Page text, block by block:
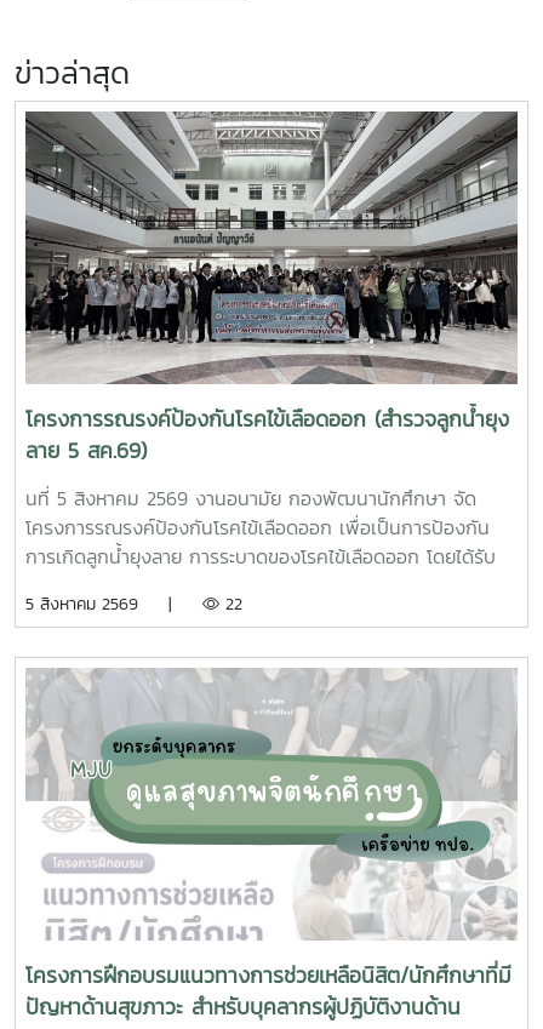
ข่าวล่าสุด
โครงการรณรงค์ป้องกันโรคไข้เลือดออก (สำรวจลูกน้ำยุง
ลาย 5 สค.69)
นที่ 5 สิงหาคม 2569 งานอนามัย กองพัฒนานักศึกษา จัด
โครงการรณรงค์ป้องกันโรคไข้เลือดออก เพื่อเป็นการป้องกัน
การเกิดลูกน้ำยุงลาย การระบาดของโรคไข้เลือดออก โดยได้รับ
นักศึกษาจิตอาสา ร่วมกันสำรวจทำลายแหล่งเพาะพันธุ์ยุงลาย
มหาวิทยาลัยแม่โจ้ ทั้งนี้ได้รับความอนุเคราะห์รถรับนักศึกษาจาก
กองกายภาพและสิ่งแวดล้อม
5 สิงหาคม 2569 | 22
โครงการฝึกอบรมแนวทางการช่วยเหลือนิสิต/นักศึกษาที่มี
ปัญหาด้านสุขภาวะ สำหรับบุคลากรผู้ปฏิบัติงานด้าน